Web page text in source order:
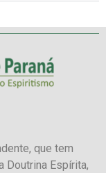
que tem
Doutrina Espírita,